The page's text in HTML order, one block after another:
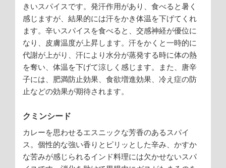
きいスパイスです。発汗作用があり、食べると暑く
感じますが、結果的には汗をかき体温を下げてくれ
ます。辛いスパイスを食べると、交感神経が優位に
なり、皮膚温度が上昇します。汗をかくと一時的に
代謝が上がり、汗により水分が蒸発する時に体の熱
を奪い、体温を下げて涼しく感じます。また、唐辛
子には、肥満防止効果、食欲増進効果、冷え症の防
止などの効果が期待されます。
クミンシード
カレーを思わせるエスニックな芳香のあるスパイ
ス。個性的な強い香りとピリッとした辛み、かすか
な苦みが感じられるインド料理には欠かせないスパ